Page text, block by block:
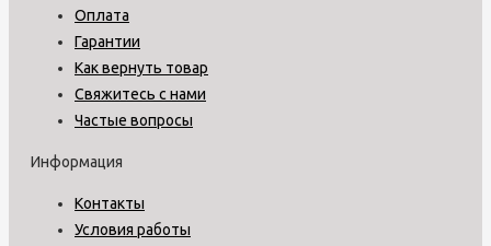
Оплата
Гарантии
Как вернуть товар
Свяжитесь с нами
Частые вопросы
Информация
Контакты
Условия работы